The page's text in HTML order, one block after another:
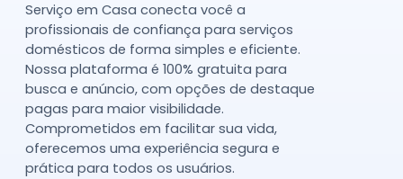
Serviço em Casa conecta você a
profissionais de confiança para serviços
domésticos de forma simples e eficiente.
Nossa plataforma é 100% gratuita para
busca e anúncio, com opções de destaque
pagas para maior visibilidade.
Comprometidos em facilitar sua vida,
oferecemos uma experiência segura e
prática para todos os usuários.